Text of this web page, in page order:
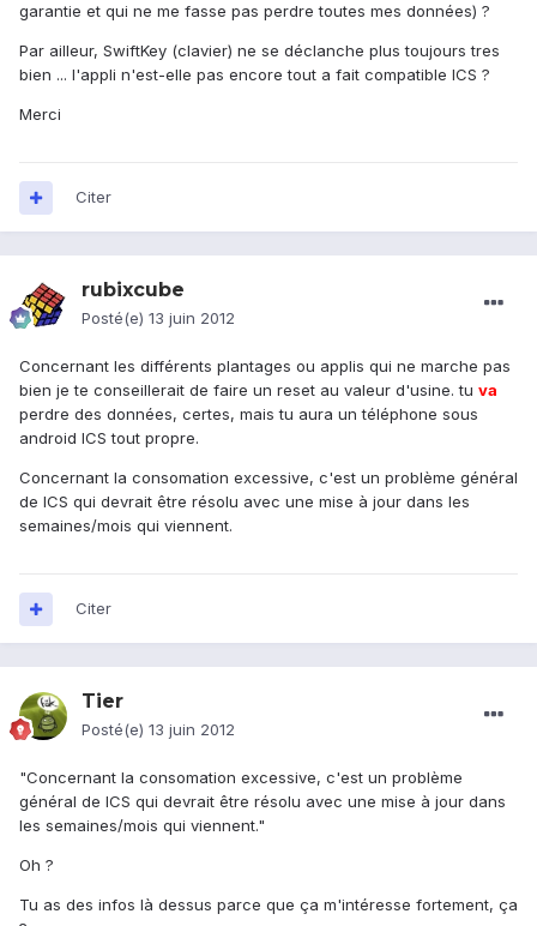
garantie et qui ne me fasse pas perdre toutes mes données) ?
Par ailleur, SwiftKey (clavier) ne se déclanche plus toujours tres
bien ... l'appli n'est-elle pas encore tout a fait compatible ICS ?
Merci
Citer
rubixcube
Posté(e) 13 juin 2012
Concernant les différents plantages ou applis qui ne marche pas
bien je te conseillerait de faire un reset au valeur d'usine. tu va
perdre des données, certes, mais tu aura un téléphone sous
android ICS tout propre.
Concernant la consomation excessive, c'est un problème général
de ICS qui devrait être résolu avec une mise à jour dans les
semaines/mois qui viennent.
Citer
Tier
Posté(e) 13 juin 2012
"Concernant la consomation excessive, c'est un problème
général de ICS qui devrait être résolu avec une mise à jour dans
les semaines/mois qui viennent."
Oh ?
Tu as des infos là dessus parce que ça m'intéresse fortement, ça